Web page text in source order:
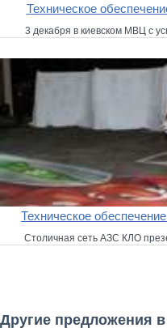
Техническое
3 декабря в киевском МВЦ с
Техническое
Столичная сеть АЗС КЛО
Другие предложения